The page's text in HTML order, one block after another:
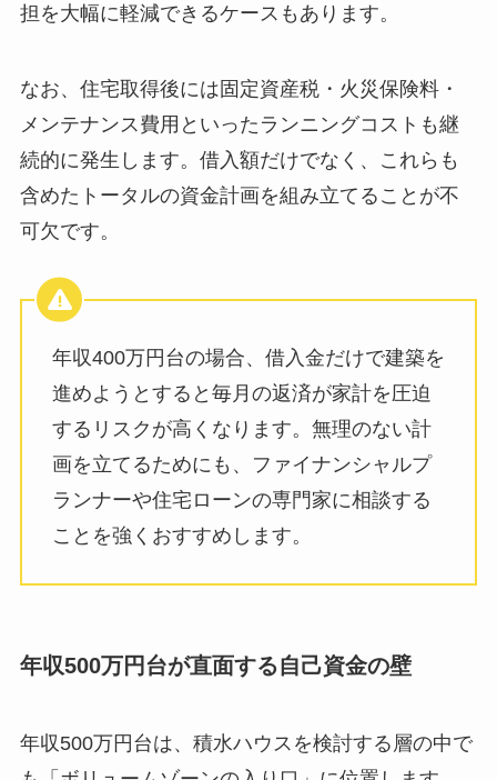
担を大幅に軽減できるケースもあります。
なお、住宅取得後には固定資産税・火災保険料・
メンテナンス費用といったランニングコストも継
続的に発生します。借入額だけでなく、これらも
含めたトータルの資金計画を組み立てることが不
可欠です。
年収400万円台の場合、借入金だけで建築を
進めようとすると毎月の返済が家計を圧迫
するリスクが高くなります。無理のない計
画を立てるためにも、ファイナンシャルプ
ランナーや住宅ローンの専門家に相談する
ことを強くおすすめします。
年収500万円台が直面する自己資金の壁
年収500万円台は、積水ハウスを検討する層の中で